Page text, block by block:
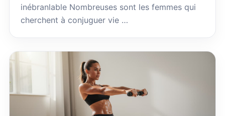
inébranlable Nombreuses sont les femmes qui
cherchent à conjuguer vie …